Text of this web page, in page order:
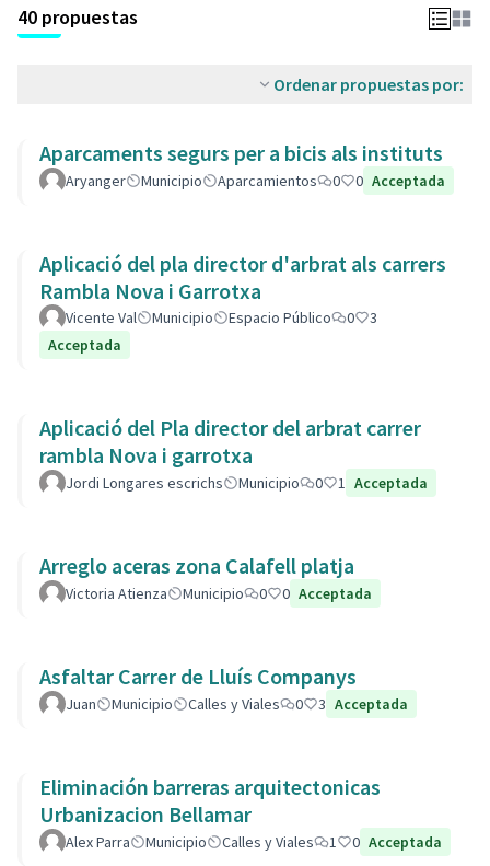
40 propuestas
Ordenar propuestas por:
Aparcaments segurs per a bicis als instituts
Aryanger Municipio Aparcamientos 0 0 Acceptada
Aplicació del pla director d'arbrat als carrers
Rambla Nova i Garrotxa
Vicente Val Municipio Espacio Público 0
3
Acceptada
Aplicació del Pla director del arbrat carrer
rambla Nova i garrotxa
Jordi Longares escrichs Municipio 0 1 Acceptada
Arreglo aceras zona Calafell platja
Victoria Atienza Municipio 0 0 Acceptada
Asfaltar Carrer de Lluís Companys
Juan Municipio Calles y Viales 0 3 Acceptada
Eliminación barreras arquitectonicas
Urbanizacion Bellamar
Alex Parra Municipio Calles y Viales 1 0 Acceptada